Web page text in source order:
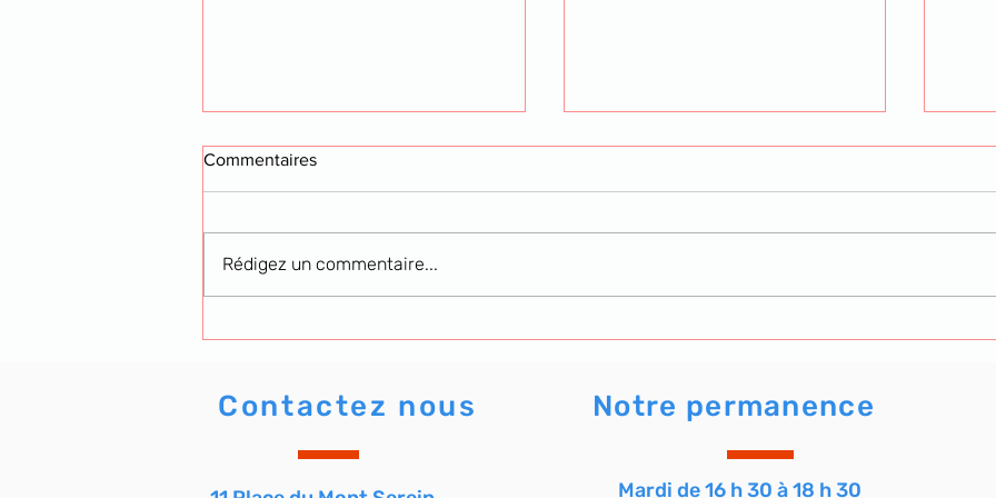
Soutien aux artistes
Commentaires
Rédigez un commentaire...
Contactez nous Notre permanence
Mardi de 16 h 30 à 18 h 30